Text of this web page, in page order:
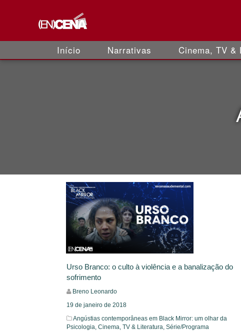
Início Narrativas Cinema, TV &
Urso Branco: o culto à violência e a banalização do
sofrimento
Breno Leonardo
19 de janeiro de 2018
Angústias contemporâneas em Black Mirror: um olhar da
Psicologia, Cinema, TV & Literatura, Série/Programa